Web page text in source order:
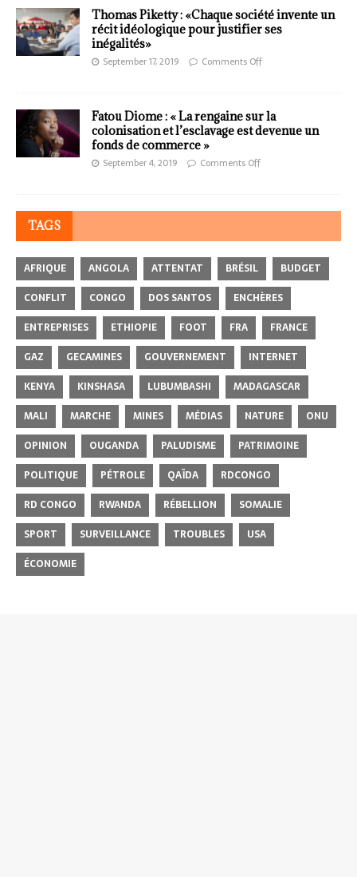
Thomas Piketty : «Chaque société invente un
récit idéologique pour justifier ses
inégalités»
September 17, 2019 Comments Off
Fatou Diome : « La rengaine sur la
colonisation et l’esclavage est devenue un
fonds de commerce »
September 4, 2019 Comments Off
TAGS
AFRIQUE ANGOLA ATTENTAT BRÉSIL
BUDGET
CONFLIT
CONGO DOS SANTOS
ENCHÈRES
ENTREPRISES
ETHIOPIE FOOT FRA
FRANCE
GAZ
GECAMINES GOUVERNEMENT
INTERNET
KENYA
KINSHASA LUBUMBASHI
MADAGASCAR
MALI
MARCHE MINES MÉDIAS NATURE
ONU
OPINION
OUGANDA PALUDISME
PATRIMOINE
POLITIQUE
PÉTROLE QAÏDA
RDCONGO
RD CONGO
RWANDA RÉBELLION
SOMALIE
SPORT
SURVEILLANCE TROUBLES
USA
ÉCONOMIE